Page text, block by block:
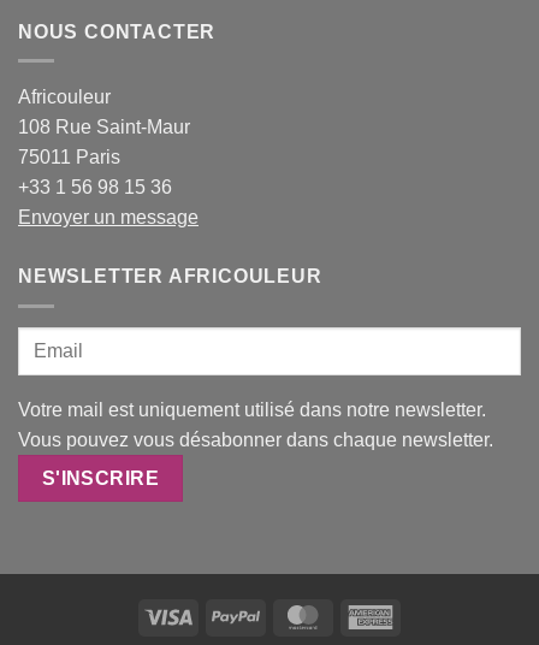
NOUS CONTACTER
Africouleur
108 Rue Saint-Maur
75011 Paris
+33 1 56 98 15 36
Envoyer un message
NEWSLETTER AFRICOULEUR
Votre mail est uniquement utilisé dans notre newsletter.
Vous pouvez vous désabonner dans chaque newsletter.
Visa PayPal MasterCard